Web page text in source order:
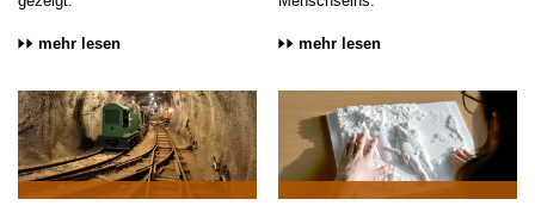
mehr lesen mehr lesen